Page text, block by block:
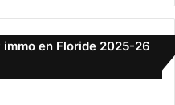
en Floride 2025-26